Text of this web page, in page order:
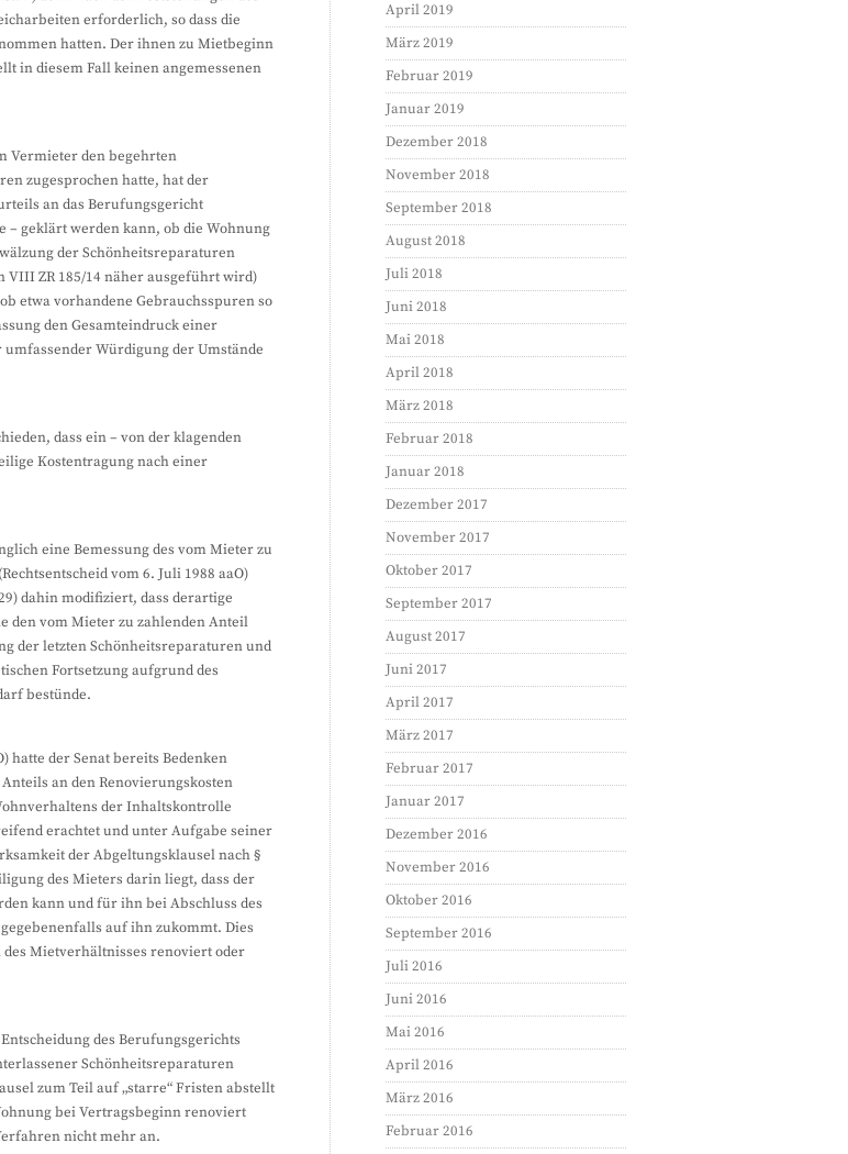
erforderlich, so dass die
hatten. Der ihnen zu Mietbeginn
in diesem Fall keinen angemessenen
Vermieter den begehrten
zugesprochen hatte, hat der
an das Berufungsgericht
– geklärt werden kann, ob die Wohnung
der Schönheitsreparaturen
ZR 185/14 näher ausgeführt wird)
etwa vorhandene Gebrauchsspuren so
den Gesamteindruck einer
Würdigung der Umstände
dass ein – von der klagenden
Kostentragung nach einer
eine Bemessung des vom Mieter zu
vom 6. Juli 1988 aaO)
dahin modifiziert, dass derartige
den vom Mieter zu zahlenden Anteil
der letzten Schönheitsreparaturen und
Fortsetzung aufgrund des
bestünde.
hatte der Senat bereits Bedenken
an den Renovierungskosten
der Inhaltskontrolle
erachtet und unter Aufgabe seiner
der Abgeltungsklausel nach §
des Mieters darin liegt, dass der
kann und für ihn bei Abschluss des
auf ihn zukommt. Dies
Mietverhältnisses renoviert oder
des Berufungsgerichts
Schönheitsreparaturen
zum Teil auf „starre“ Fristen abstellt
bei Vertragsbeginn renoviert
nicht mehr an.
April 2019
März 2019
Februar 2019
Januar 2019
Dezember 2018
November 2018
September 2018
August 2018
Juli 2018
Juni 2018
Mai 2018
April 2018
März 2018
Februar 2018
Januar 2018
Dezember 2017
November 2017
Oktober 2017
September 2017
August 2017
Juni 2017
April 2017
März 2017
Februar 2017
Januar 2017
Dezember 2016
November 2016
Oktober 2016
September 2016
Juli 2016
Juni 2016
Mai 2016
April 2016
März 2016
Februar 2016